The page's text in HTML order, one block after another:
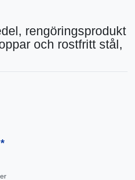
rengöringsprodukt
och rostfritt stål,
*